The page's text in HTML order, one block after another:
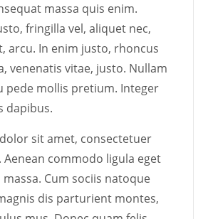
massa quis enim.
fringilla vel, aliquet nec,
arcu. In enim justo, rhoncus
venenatis vitae, justo. Nullam
pede mollis pretium. Integer
dapibus.
sit amet, consectetuer
Aenean commodo ligula eget
Cum sociis natoque
dis parturient montes,